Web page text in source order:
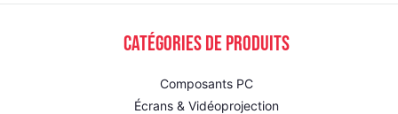
Catégories de produits
Composants PC
Écrans & Vidéoprojection